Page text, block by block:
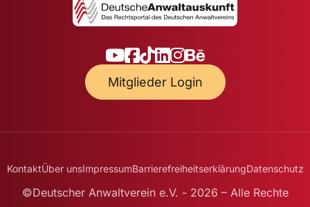
Mitglieder Login
KontaktÜber unsImpressumBarrierefreiheitserklärungDatenschutz
©Deutscher Anwaltverein e.V. - 2026 – Alle Rechte